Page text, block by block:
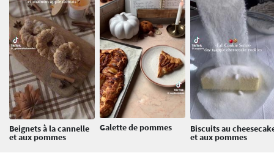
Beignets à la cannelle
et aux pommes
Galette de pommes Biscuits au
et aux pommes